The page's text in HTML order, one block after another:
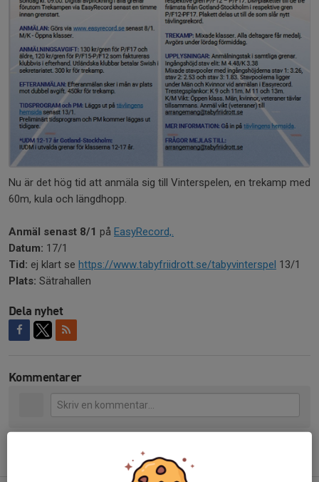
Nu är det hög tid att anmäla sig till Vinterspelen, en trekamp med
60m, kula och längdhopp.
Anmäl senast 8/1 på EasyRecord,.
Datum: 17/1
Tid: ej klart se https://www.tabyfriidrott.se/tabyvinterspel 13/1
Plats: Sätrahallen
Dela nyhet
Kommentarer